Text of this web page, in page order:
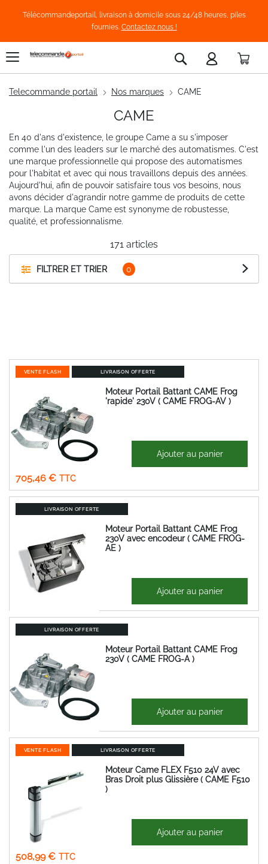
Télécommandeportail, livraison à domicile sous 24/48 heures, piles
fournies. Contactez nous !
Rechercher
Telecommande portail Nos marques CAME
FILTRER ET TRIER
171 articles
CAME
En 40 d'ans d'existence, le groupe Came a su s'imposer
comme l'un des leaders sur le marché des automatismes. C'est
une marque professionnelle qui propose des automatismes
pour l'habitat et avec qui nous travaillons depuis des années.
Aujourd'hui, afin de pouvoir satisfaire tous vos besoins, nous
avons décider d'agrandir notre gamme de produits de cette
marque. La marque Came est synonyme de robustesse,
qualité, et professionnalisme.
VENTE FLASH LIVRAISON OFFERTE
Moteur Portail Battant CAME Frog
'rapide' 230V ( CAME FROG-AV )
705,46 €
997,62 € Ajouter au panier
LIVRAISON OFFERTE
Moteur Portail Battant CAME Frog
230V avec encodeur ( CAME FROG-
AE )
393,08 € Ajouter au panier
LIVRAISON OFFERTE
Moteur Portail Battant CAME Frog
230V ( CAME FROG-A )
393,08 € Ajouter au panier
VENTE FLASH LIVRAISON OFFERTE
Moteur Came FLEX F510 24V avec
Bras Droit plus Glissière ( CAME F510
)
508,99 €
424,16 €
697,07 € Ajouter au panier